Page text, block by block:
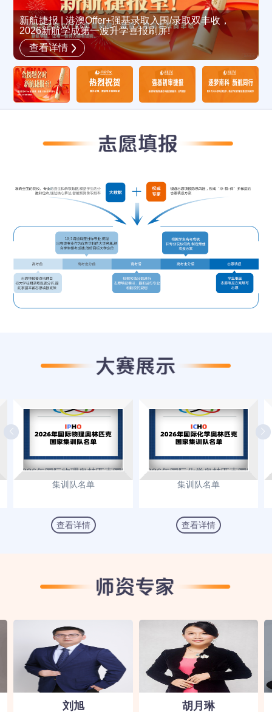
新航捷报 | 港澳Offer+强基录取入围/录取双丰收，
2026新航学成第一波升学喜报刷屏!
查看详情
2026年国际物理奥林匹克国家
集训队名单
查看详情
2026年国际化学奥林匹克国家
集训队名单
查看详情
刘旭 胡月琳